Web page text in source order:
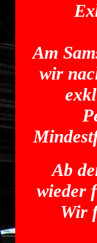
Am
wir
Ab
wieder
Wir